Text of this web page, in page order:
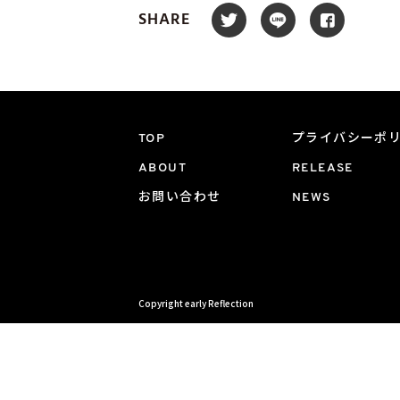
SHARE
TOP プライバシーポ
ABOUT RELEASE
お問い合わせ NEWS
Copyright early Reflection